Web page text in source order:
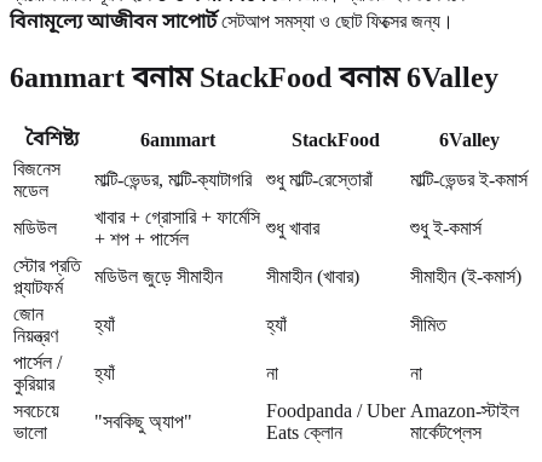
বিনামূল্যে আজীবন সাপোর্টসেটআপ সমস্যা ও ছোট ফিক্সের জন্য।
6ammart বনাম StackFood বনাম 6Valley
বৈশিষ্ট্য 6ammart StackFood
6Valley
বিজনেস
মডেল
মাল্টি-ভেন্ডর, মাল্টি-ক্যাটাগরি শুধু মাল্টি-রেস্তোরাঁ মাল্টি-ভেন্ডর ই-কমার্স
মডিউল
খাবার + গ্রোসারি + ফার্মেসি
+ শপ + পার্সেল
শুধু খাবার
শুধু ই-কমার্স
স্টোর প্রতি
প্ল্যাটফর্ম
মডিউল জুড়ে সীমাহীন সীমাহীন (খাবার)
সীমাহীন (ই-কমার্স)
জোন
নিয়ন্ত্রণ
হ্যাঁ হ্যাঁ
সীমিত
পার্সেল /
কুরিয়ার
হ্যাঁ না
না
সবচেয়ে
ভালো
"সবকিছু অ্যাপ"
Foodpanda / Uber
Eats ক্লোন
Amazon-স্টাইল
মার্কেটপ্লেস